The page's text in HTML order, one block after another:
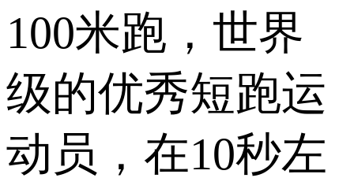
100米跑，世界
级的优秀短跑运
动员，在10秒左